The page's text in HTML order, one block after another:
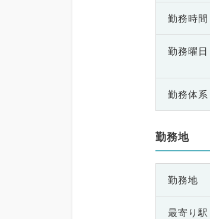
勤務時間
勤務曜日
勤務体系
勤務地
勤務地
最寄り駅